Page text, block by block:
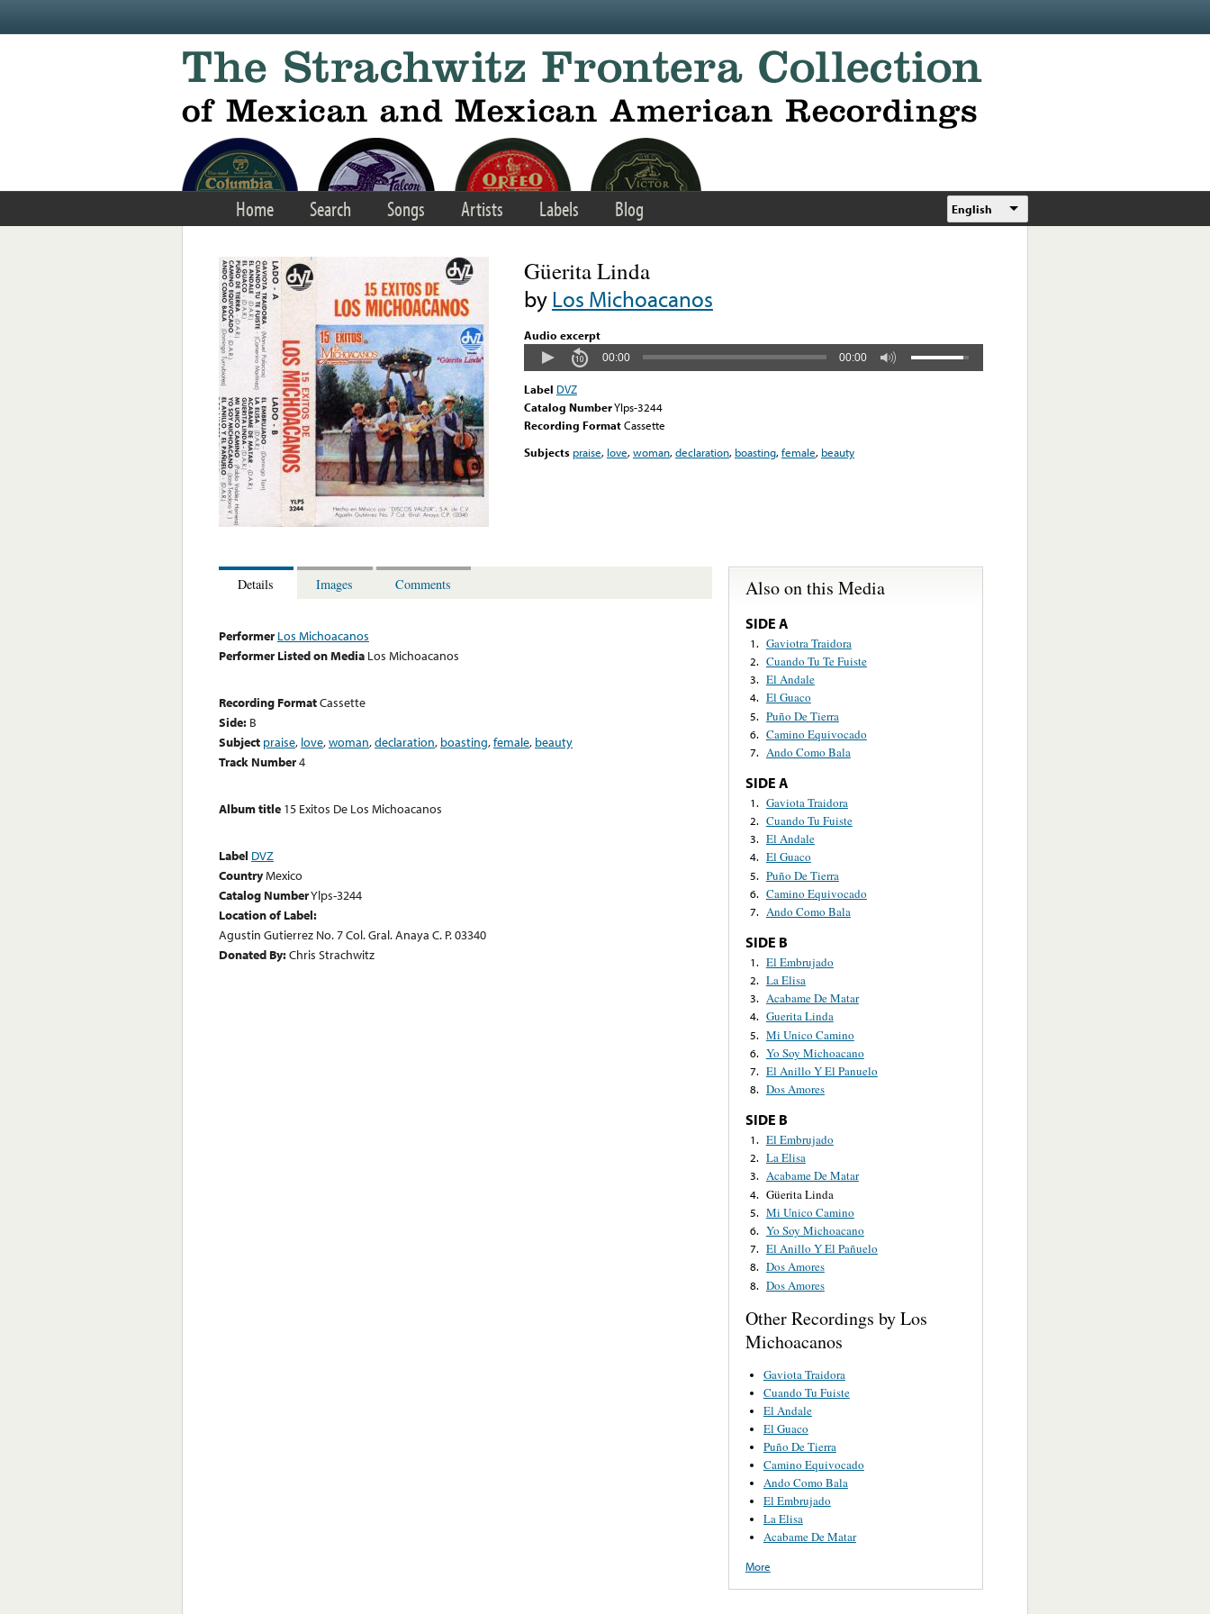
Home Search Songs Artists Labels Blog English
Güerita Linda
byLos Michoacanos
Audio excerpt
00:00 00:00
Label DVZ
Catalog NumberYlps-3244
Recording FormatCassette
Subjects praise, love,woman,declaration, boasting,female, beauty
Details Images Comments
Performer Los Michoacanos
Performer Listed on Media Los Michoacanos
Recording FormatCassette
Side: B
Subject praise, love,woman,declaration, boasting,female, beauty
Track Number4
Album title 15 Exitos De Los Michoacanos
Label DVZ
CountryMexico
Catalog NumberYlps-3244
Location of Label:
Agustin Gutierrez No. 7 Col. Gral. Anaya C. P. 03340
Donated By:Chris Strachwitz
Also on this Media
SIDE A
1. Gaviotra Traidora
2. Cuando Tu Te Fuiste
3. El Andale
4. El Guaco
5. Puño De Tierra
6. Camino Equivocado
7. Ando Como Bala
SIDE A
1. Gaviota Traidora
2. Cuando Tu Fuiste
3. El Andale
4. El Guaco
5. Puño De Tierra
6. Camino Equivocado
7. Ando Como Bala
SIDE B
1. El Embrujado
2. La Elisa
3. Acabame De Matar
4. Guerita Linda
5. Mi Unico Camino
6. Yo Soy Michoacano
7. El Anillo Y El Panuelo
8. Dos Amores
SIDE B
1. El Embrujado
2. La Elisa
3. Acabame De Matar
4. Güerita Linda
5. Mi Unico Camino
6. Yo Soy Michoacano
7. El Anillo Y El Pañuelo
8. Dos Amores
8. Dos Amores
Other Recordings by Los
Michoacanos
Gaviota Traidora
Cuando Tu Fuiste
El Andale
El Guaco
Puño De Tierra
Camino Equivocado
Ando Como Bala
El Embrujado
La Elisa
Acabame De Matar
More